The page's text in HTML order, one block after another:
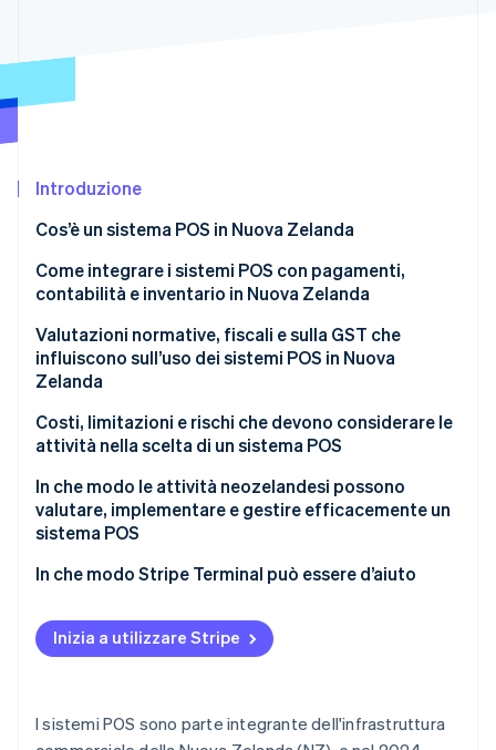
Radar
Atlas
Rimozione del carbonio
Verifica online dell'identità
Stripe Sessions 2026
Scopri come Stripe sta costruendo l'infrastruttura
Introduzione
Cos’è un sistema POS in Nuova Zelanda
Sistemi POS tradizionali da banco
Sistemi POS per l’ospitalità
Soluzioni POS per il commercio al dettaglio con
approfondimenti di inventario
Sistemi POS per strutture self-service e chioschi
Come integrare i sistemi POS con pagamenti,
contabilità e inventario in Nuova Zelanda
Integrazione dei pagamenti
Integrazione con la contabilità
Integrazione dell’inventario
Valutazioni normative, fiscali e sulla GST che
influiscono sull’uso dei sistemi POS in Nuova
Zelanda
Calcolo e visualizzazione della GST
Regole sui pagamenti e maggiorazioni
Protezione dei dati e sicurezza
Costi, limitazioni e rischi che devono considerare le
attività nella scelta di un sistema POS
Costi di attivazione e costi ricorrenti
Limitazioni e rischi potenziali
In che modo le attività neozelandesi possono
valutare, implementare e gestire efficacemente un
sistema POS
In che modo Stripe Terminal può essere d’aiuto
Inizia a utilizzare Stripe
I sistemi POS sono parte integrante dell'infrastruttura